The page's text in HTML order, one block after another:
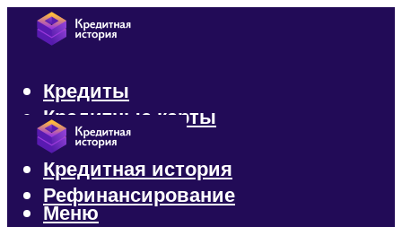
Кредиты
Кредитные карты
Микрозаймы
Кредитная история
Рефинансирование
Меню